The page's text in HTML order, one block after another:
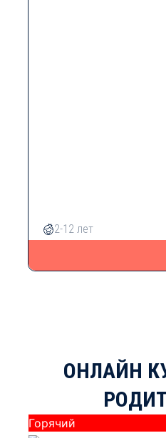
2-12 лет
ОНЛАЙН
Горячий